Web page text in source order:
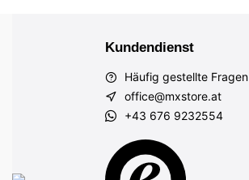
Kundendienst
Häufig gestellte Fragen
office@mxstore.at
+43 676 9232554